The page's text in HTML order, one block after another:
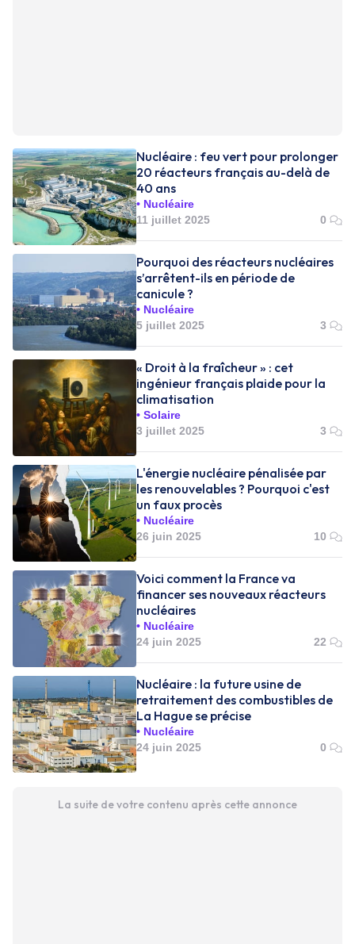
Nucléaire : feu vert pour prolonger
20 réacteurs français au-delà de
40 ans
Nucléaire
11 juillet 2025
0
Pourquoi des réacteurs nucléaires
s’arrêtent-ils en période de
canicule ?
Nucléaire
5 juillet 2025
3
« Droit à la fraîcheur » : cet
ingénieur français plaide pour la
climatisation
Solaire
3 juillet 2025
3
L'énergie nucléaire pénalisée par
les renouvelables ? Pourquoi c'est
un faux procès
Nucléaire
26 juin 2025
10
Voici comment la France va
financer ses nouveaux réacteurs
nucléaires
Nucléaire
24 juin 2025
22
Nucléaire : la future usine de
retraitement des combustibles de
La Hague se précise
Nucléaire
24 juin 2025
0
La suite de votre contenu après cette annonce